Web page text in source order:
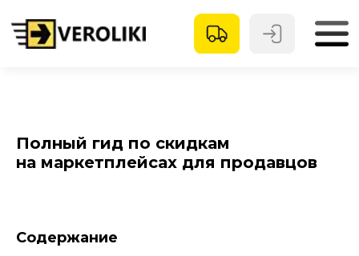
Полный гид по скидкам
на маркетплейсах для продавцов
Содержание